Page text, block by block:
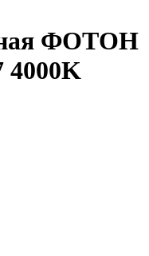
ФОТОН
4000K